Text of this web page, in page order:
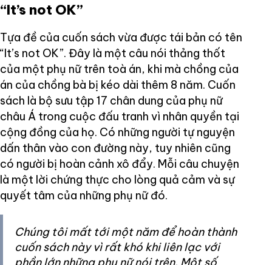
“It’s not OK”
Tựa đề của cuốn sách vừa được tái bản có tên
“It’s not OK”. Đây là một câu nói thảng thốt
của một phụ nữ trên toà án, khi mà chồng của
án của chồng bà bị kéo dài thêm 8 năm. Cuốn
sách là bộ sưu tập 17 chân dung của phụ nữ
châu Á trong cuộc đấu tranh vì nhân quyền tại
cộng đồng của họ. Có những người tự nguyện
dấn thân vào con đường này, tuy nhiên cũng
có người bị hoàn cảnh xô đẩy. Mỗi câu chuyện
là một lời chứng thực cho lòng quả cảm và sự
quyết tâm của những phụ nữ đó.
Chúng tôi mất tới một năm để hoàn thành
cuốn sách này vì rất khó khi liên lạc với